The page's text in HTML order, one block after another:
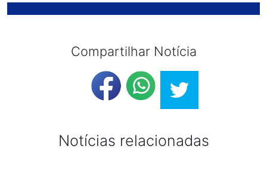
Compartilhar Notícia
Notícias relacionadas